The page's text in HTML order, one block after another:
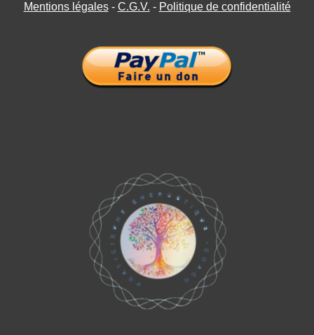
Mentions légales- C.G.V. - Politique de confidentialité